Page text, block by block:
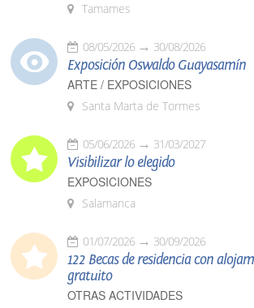
Tamames
08/05/2026 30/08/2026
Exposición Oswaldo Guayasamín
ARTE / EXPOSICIONES
Santa Marta de Tormes
05/06/2026 31/03/2027
Visibilizar lo elegido
EXPOSICIONES
Salamanca
01/07/2026 30/09/2026
122 Becas de residencia con
gratuito
OTRAS ACTIVIDADES